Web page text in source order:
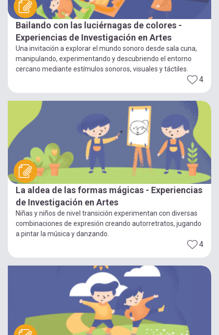
Bailando con las luciérnagas de colores -
Experiencias de Investigación en Artes
Una invitación a explorar el mundo sonoro desde sala cuna,
manipulando, experimentando y descubriendo el entorno
cercano mediante estímulos sonoros, visuales y táctiles.
4
La aldea de las formas mágicas - Experiencias
de Investigación en Artes
Niñas y niños de nivel transición experimentan con diversas
combinaciones de expresión creando autorretratos, jugando
a pintar la música y danzando.
4